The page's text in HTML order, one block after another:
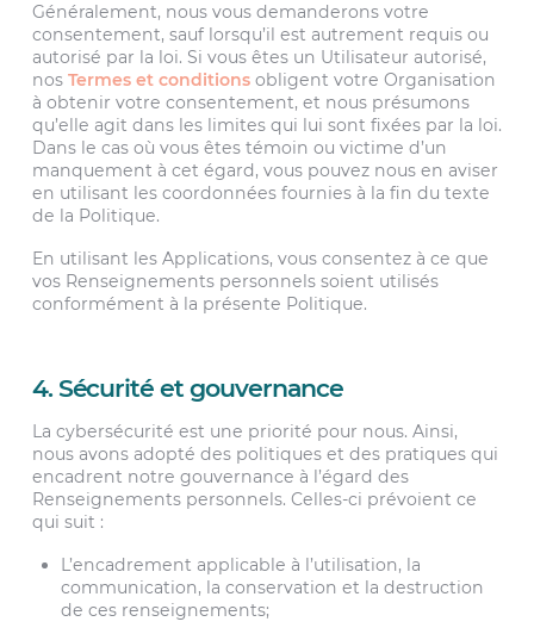
Généralement, nous vous demanderons votre
consentement, sauf lorsqu’il est autrement requis ou
autorisé par la loi. Si vous êtes un Utilisateur autorisé,
nos Termes et conditionsobligent votre Organisation
à obtenir votre consentement, et nous présumons
qu’elle agit dans les limites qui lui sont fixées par la loi.
Dans le cas où vous êtes témoin ou victime d’un
manquement à cet égard, vous pouvez nous en aviser
en utilisant les coordonnées fournies à la fin du texte
de la Politique.
En utilisant les Applications, vous consentez à ce que
vos Renseignements personnels soient utilisés
conformément à la présente Politique.
4. Sécurité et gouvernance
La cybersécurité est une priorité pour nous. Ainsi,
nous avons adopté des politiques et des pratiques qui
encadrent notre gouvernance à l’égard des
Renseignements personnels. Celles-ci prévoient ce
qui suit :
L’encadrement applicable à l’utilisation, la
communication, la conservation et la destruction
de ces renseignements;